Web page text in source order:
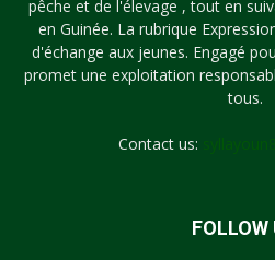
pêche et de l'élevage , tout en
en Guinée. La rubrique
d'échange aux jeunes. Engagé
promet une exploitation
tous.
Contact us:
FOLLOW